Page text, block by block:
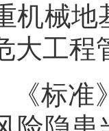
机械
大工程
《标准